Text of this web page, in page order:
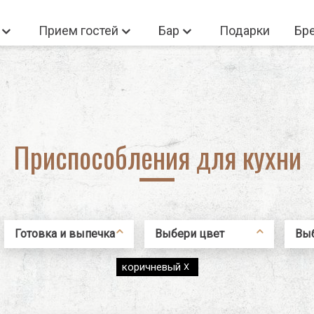
Прием гостей Бар Подарки
Новый
Новый
Регистрация
Приспособления для кухни
Готовка и выпечка
Приспособления
для кухни
Выбери цвет
Кремовый
Красный
Черный
коричневый X